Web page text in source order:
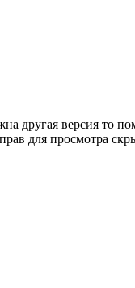
другая версия то
для просмотра